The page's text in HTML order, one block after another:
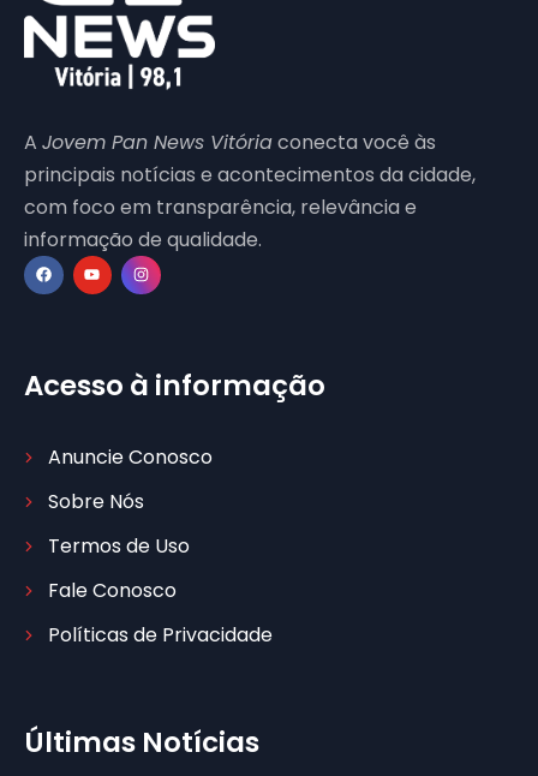
A Jovem Pan News Vitóriaconecta você às
principais notícias e acontecimentos da cidade,
com foco em transparência, relevância e
informação de qualidade.
Acesso à informação
Anuncie Conosco
Sobre Nós
Termos de Uso
Fale Conosco
Políticas de Privacidade
Últimas Notícias